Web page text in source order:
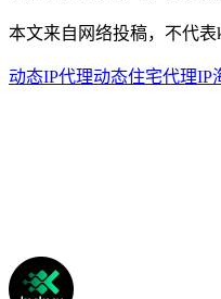
本文来自网络投稿，不代表
动态IP代理动态住宅代理IP